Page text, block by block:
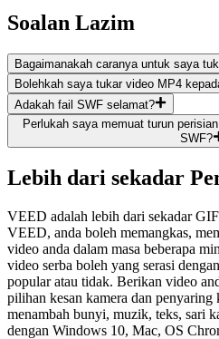
Soalan Lazim
Bagaimanakah caranya untuk saya
Bolehkah saya tukar video MP4
Adakah fail SWF selamat?
Perlukah saya memuat turun
SWF?
Lebih dari sekadar
VEED adalah lebih dari sekadar
VEED, anda boleh memangkas,
video anda dalam masa beberapa
video serba boleh yang serasi
popular atau tidak. Berikan video
pilihan kesan kamera dan
menambah bunyi, muzik, teks, sari
dengan Windows 10, Mac, OS